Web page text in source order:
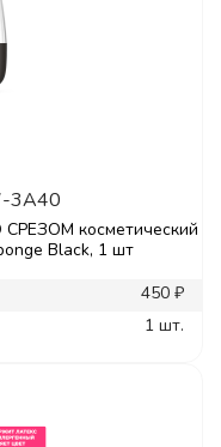
3A40
косметический
Black, 1 шт
450 ₽
1 шт.